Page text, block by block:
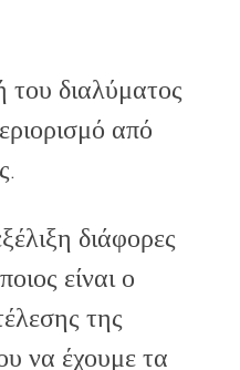
διαλύματος
από
διάφορες
είναι ο
της
να έχουμε τα